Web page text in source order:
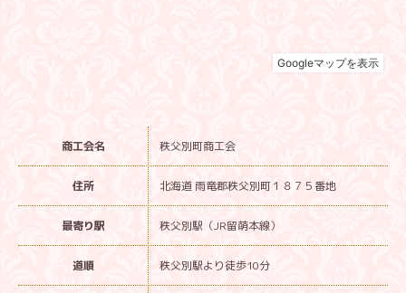
商工会名 秩父別町商工会
住所 北海道 雨竜郡秩父別町１８７５番地
最寄り駅 秩父別駅（JR留萌本線）
道順 秩父別駅より徒歩10分